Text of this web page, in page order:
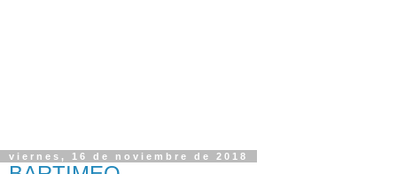
viernes, 16 de noviembre de 2018